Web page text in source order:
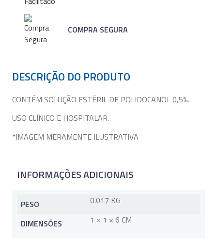
COMPRA SEGURA
DESCRIÇÃO DO PRODUTO
CONTÉM SOLUÇÃO ESTÉRIL DE POLIDOCANOL 0,5%.
USO CLÍNICO E HOSPITALAR.
*IMAGEM MERAMENTE ILUSTRATIVA
INFORMAÇÕES ADICIONAIS
PESO
0.017 KG
DIMENSÕES
1 × 1 × 6 CM